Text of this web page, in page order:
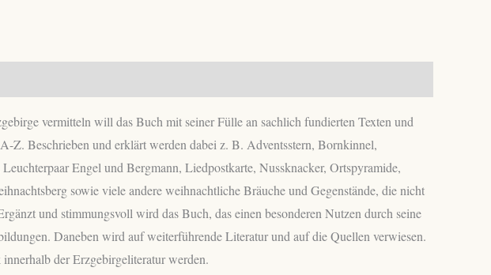
ABC
Menge
vermitteln will das Buch mit seiner Fülle an sachlich fundierten Texten und
Z. Beschrieben und erklärt werden dabei z. B. Adventsstern, Bornkinnel,
Engel und Bergmann, Liedpostkarte, Nussknacker, Ortspyramide,
sowie viele andere weihnachtliche Bräuche und Gegenstände, die nicht
und stimmungsvoll wird das Buch, das einen besonderen Nutzen durch seine
Daneben wird auf weiterführende Literatur und auf die Quellen verwiesen.
der Erzgebirgeliteratur werden.